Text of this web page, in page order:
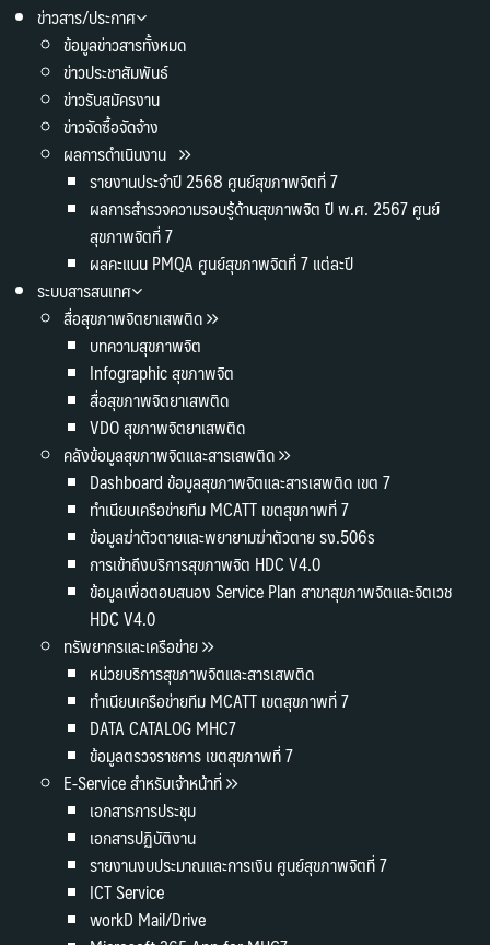
ข่าวสาร/ประกาศ
ข้อมูลข่าวสารทั้งหมด
ข่าวประชาสัมพันธ์
ข่าวรับสมัครงาน
ข่าวจัดซื้อจัดจ้าง
ผลการดำเนินงาน
รายงานประจำปี 2568 ศูนย์สุขภาพจิตที่ 7
ผลการสำรวจความรอบรู้ด้านสุขภาพจิต ปี พ.ศ. 2567 ศูนย์
สุขภาพจิตที่ 7
ผลคะแนน PMQA ศูนย์สุขภาพจิตที่ 7 แต่ละปี
ระบบสารสนเทศ
สื่อสุขภาพจิตยาเสพติด
บทความสุขภาพจิต
Infographic สุขภาพจิต
สื่อสุขภาพจิตยาเสพติด
VDO สุขภาพจิตยาเสพติด
คลังข้อมูลสุขภาพจิตและสารเสพติด
Dashboard ข้อมูลสุขภาพจิตและสารเสพติด เขต 7
ทำเนียบเครือข่ายทีม MCATT เขตสุขภาพที่ 7
ข้อมูลฆ่าตัวตายและพยายามฆ่าตัวตาย รง.506s
การเข้าถึงบริการสุขภาพจิต HDC V4.0
ข้อมูลเพื่อตอบสนอง Service Plan สาขาสุขภาพจิตและจิตเวช
HDC V4.0
ทรัพยากรและเครือข่าย
หน่วยบริการสุขภาพจิตและสารเสพติด
ทำเนียบเครือข่ายทีม MCATT เขตสุขภาพที่ 7
DATA CATALOG MHC7
ข้อมูลตรวจราชการ เขตสุขภาพที่ 7
E-Service สำหรับเจ้าหน้าที่
เอกสารการประชุม
เอกสารปฏิบัติงาน
รายงานงบประมาณและการเงิน ศูนย์สุขภาพจิตที่ 7
ICT Service
workD Mail/Drive